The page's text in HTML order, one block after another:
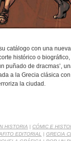
catálogo con una
histórico o
puñado de dracmas’,
a la Grecia clásica
la ciudad.
HISTORIA | CÓMIC E
EDITORIAL | GRECIA